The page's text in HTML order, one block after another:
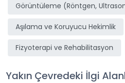
Görüntüleme (Röntgen,
Aşılama ve Koruyucu Hekimlik
Fizyoterapi ve Rehabilitasyon
Yakın Çevredeki İlgi